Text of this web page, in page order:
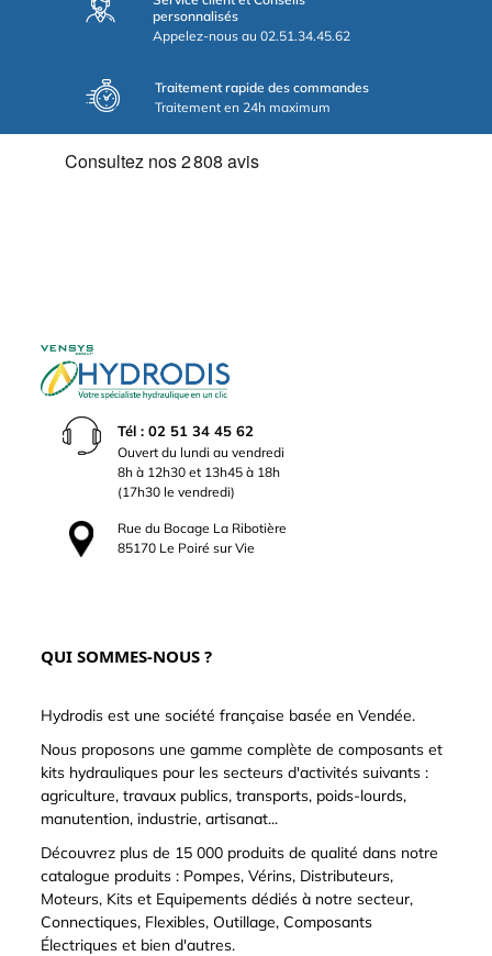
personnalisés
Appelez-nous au 02.51.34.45.62
Traitement rapide des commandes
Traitement en 24h maximum
Tél : 02 51 34 45 62
Ouvert du lundi au vendredi
8h à 12h30 et 13h45 à 18h
(17h30 le vendredi)
Rue du Bocage La Ribotière
85170 Le Poiré sur Vie
QUI SOMMES-NOUS ?
Hydrodis est une société française basée en Vendée.
Nous proposons une gamme complète de composants et
kits hydrauliques pour les secteurs d'activités suivants :
agriculture, travaux publics, transports, poids-lourds,
manutention, industrie, artisanat...
Découvrez plus de 15 000 produits de qualité dans notre
catalogue produits : Pompes, Vérins, Distributeurs,
Moteurs, Kits et Equipements dédiés à notre secteur,
Connectiques, Flexibles, Outillage, Composants
Électriques et bien d'autres.